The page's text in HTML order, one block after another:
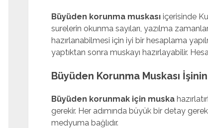
Büyüden korunma muskası içerisinde
surelerin okunma sayıları, yazılma
hazırlanabilmesi için iyi bir hesaplama
yaptıktan sonra muskayı hazırlayabilir.
Büyüden Korunma Muskası
Büyüden korunmak için muska
gerekir. Her adımında büyük bir detay
medyuma bağlıdır.